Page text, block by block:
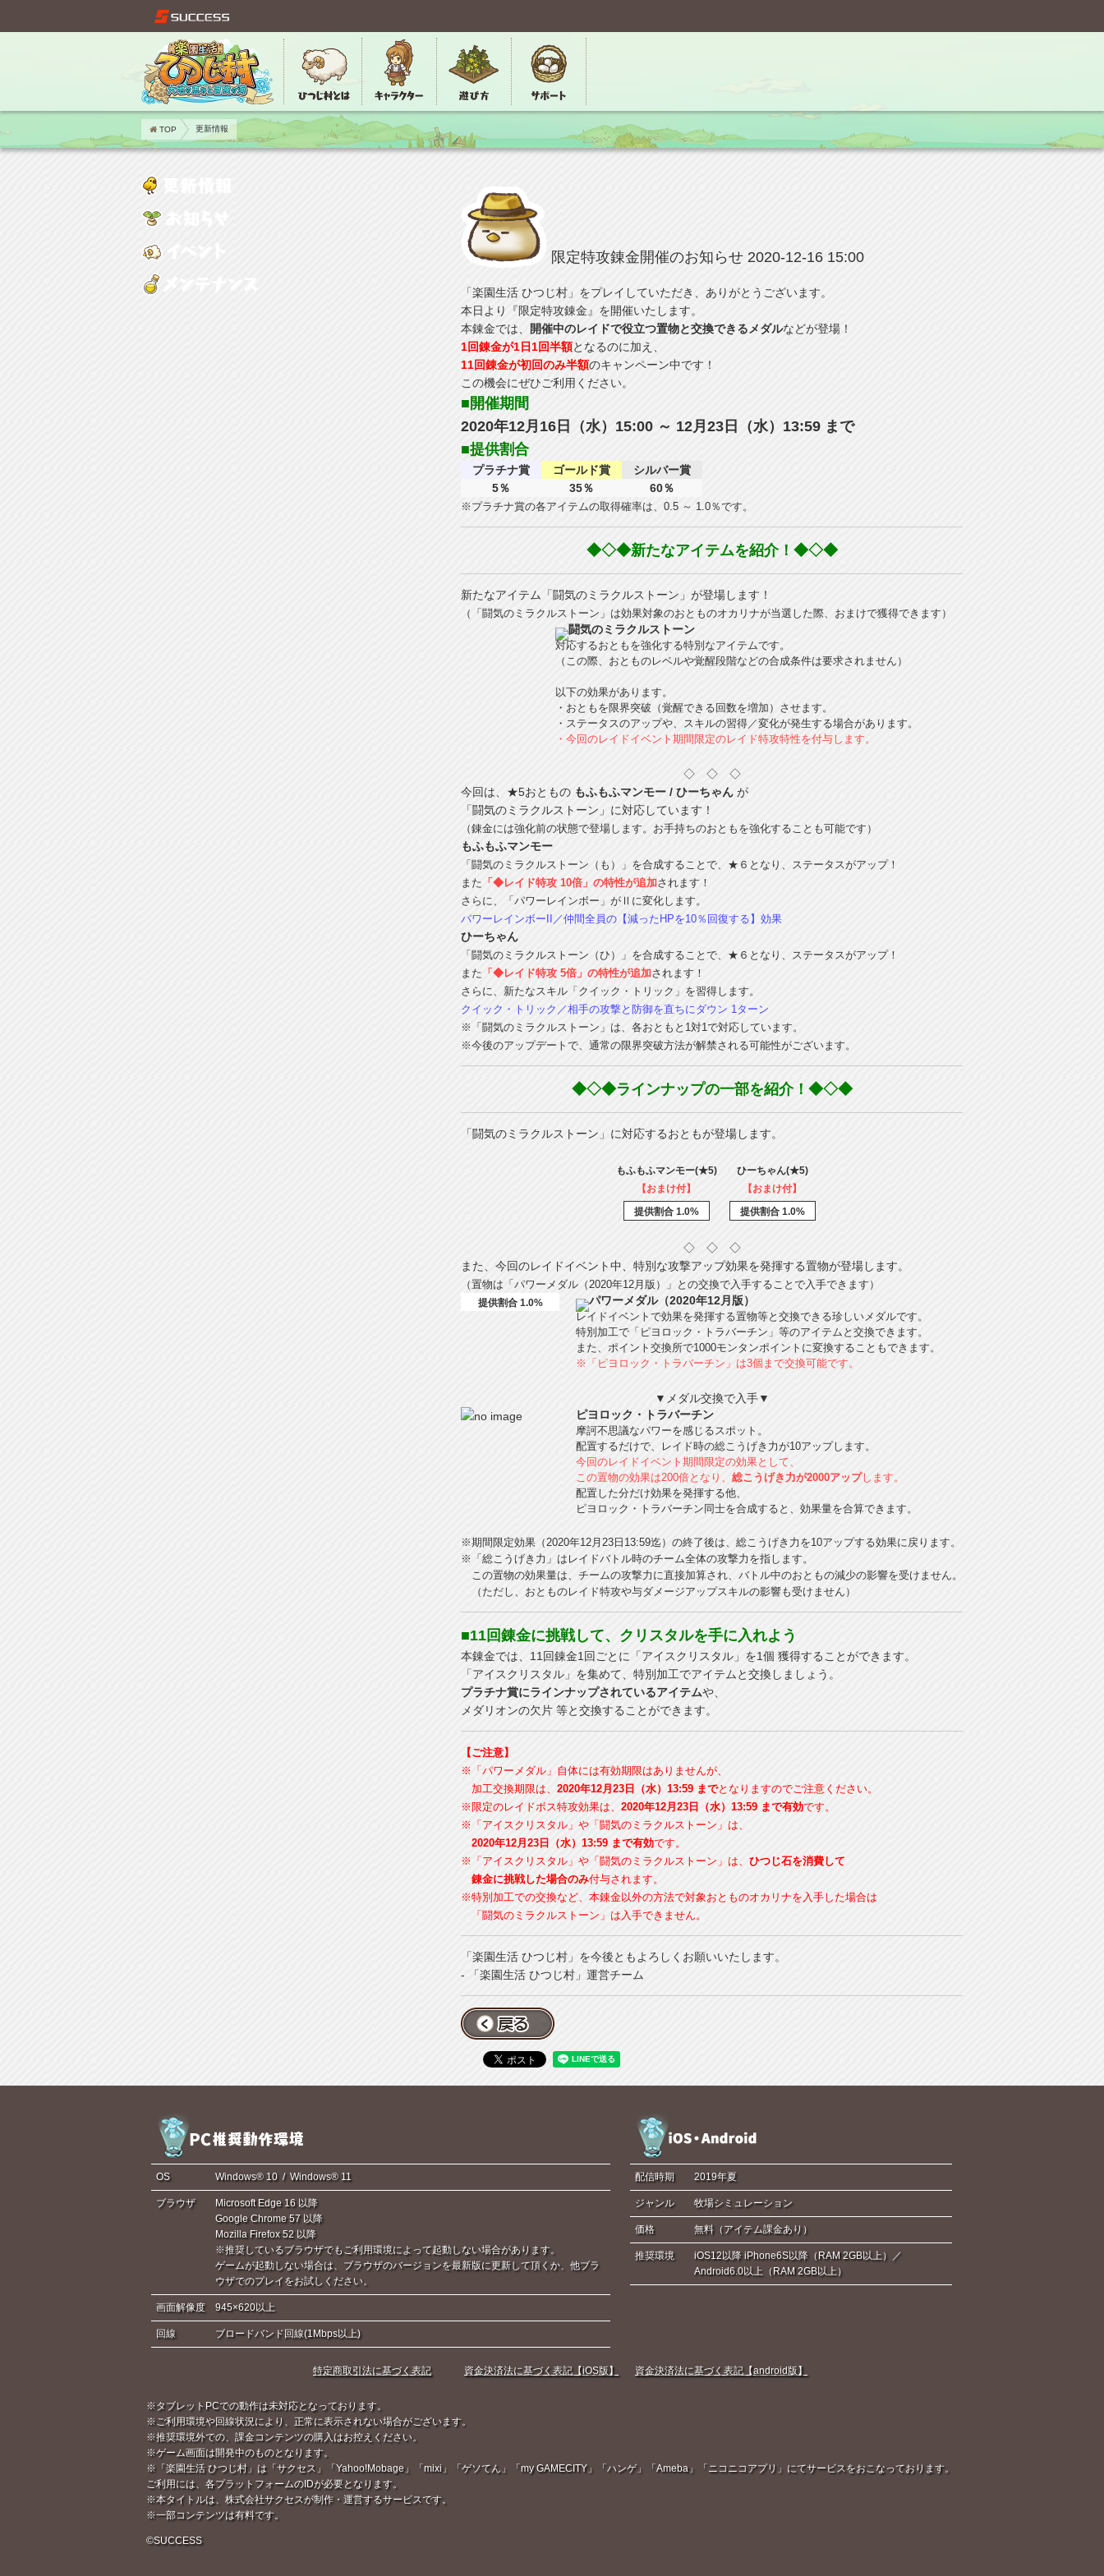
TOP 更新情報
限定特攻錬金開催のお知らせ 2020-12-16 15:00
「楽園生活 ひつじ村」をプレイしていただき、ありがとうございます。
本日より『限定特攻錬金』を開催いたします。
本錬金では、
開催中のレイドで役立つ置物と交換できるメダルなどが登場！
1回錬金が1日1回半額となるのに加え、
11回錬金が初回のみ半額のキャンペーン中です！
この機会にぜひご利用ください。
■開催期間
2020年12月16日（水）15:00 ～ 12月23日（水）13:59 まで
■提供割合
プラチナ賞 ゴールド賞
シルバー賞
5％
35％ 60％
※プラチナ賞の各アイテムの取得確率は、0.5 ～ 1.0％です。
◆◇◆新たなアイテムを紹介！◆◇◆
新たなアイテム「闘気のミラクルストーン」が登場します！
（「闘気のミラクルストーン」は効果対象のおとものオカリナが当選した際、おまけで獲得できます）
闘気のミラクルストーン
対応するおともを強化する特別なアイテムです。
（この際、おとものレベルや覚醒段階などの合成条件は要求されません）
以下の効果があります。
・おともを限界突破（覚醒できる回数を増加）させます。
・ステータスのアップや、スキルの習得／変化が発生する場合があります。
・今回のレイドイベント期間限定のレイド特攻特性を付与します。
◇ ◇ ◇
今回は、★5おともの もふもふマンモー / ひーちゃん が
「闘気のミラクルストーン」に対応しています！
（錬金には強化前の状態で登場します。お手持ちのおともを強化することも可能です）
もふもふマンモー
「闘気のミラクルストーン（も）」を合成することで、★６となり、ステータスがアップ！
また 「◆レイド特攻 10倍」の特性が追加されます！
さらに、「パワーレインボー」がⅡに変化します。
パワーレインボーII／仲間全員の【減ったHPを10％回復する】効果
ひーちゃん
「闘気のミラクルストーン（ひ）」を合成することで、★６となり、ステータスがアップ！
また 「◆レイド特攻 5倍」の特性が追加されます！
さらに、新たなスキル「クイック・トリック」を習得します。
クイック・トリック／相手の攻撃と防御を直ちにダウン 1ターン
※「闘気のミラクルストーン」は、各おともと1対1で対応しています。
※今後のアップデートで、通常の限界突破方法が解禁される可能性がございます。
◆◇◆ラインナップの一部を紹介！◆◇◆
「闘気のミラクルストーン」に対応するおともが登場します。
もふもふマンモー(★5)
【おまけ付】
提供割合 1.0%
ひーちゃん(★5)
【おまけ付】
提供割合 1.0%
◇ ◇ ◇
また、今回のレイドイベント中、特別な攻撃アップ効果を発揮する置物が登場します。
（置物は「パワーメダル（2020年12月版）」との交換で入手することで入手できます）
提供割合 1.0% パワーメダル（2020年12月版）
レイドイベントで効果を発揮する置物等と交換できる珍しいメダルです。
特別加工で「ピヨロック・トラバーチン」等のアイテムと交換できます。
また、ポイント交換所で1000モンタンポイントに変換することもできます。
※「ピヨロック・トラバーチン」は3個まで交換可能です。
▼メダル交換で入手▼
ピヨロック・トラバーチン
摩訶不思議なパワーを感じるスポット。
配置するだけで、レイド時の総こうげき力が10アップします。
今回のレイドイベント期間限定の効果として、
この置物の効果は200倍となり、 総こうげき力が2000アップします。
配置した分だけ効果を発揮する他、
ピヨロック・トラバーチン同士を合成すると、効果量を合算できます。
※期間限定効果（2020年12月23日13:59迄）の終了後は、総こうげき力を10アップする効果に戻ります。
※「総こうげき力」はレイドバトル時のチーム全体の攻撃力を指します。
この置物の効果量は、チームの攻撃力に直接加算され、バトル中のおともの減少の影響を受けません。
（ただし、おとものレイド特攻や与ダメージアップスキルの影響も受けません）
■11回錬金に挑戦して、クリスタルを手に入れよう
本錬金では、11回錬金1回ごとに「アイスクリスタル」を1個 獲得することができます。
「アイスクリスタル」を集めて、特別加工でアイテムと交換しましょう。
プラチナ賞にラインナップされているアイテムや、
メダリオンの欠片 等と交換することができます。
【ご注意】
※「パワーメダル」自体には有効期限はありませんが、
加工交換期限は、 2020年12月23日（水）13:59 までとなりますのでご注意ください。
※限定のレイドボス特攻効果は、 2020年12月23日（水）13:59 まで有効です。
※「アイスクリスタル」や「闘気のミラクルストーン」は、
2020年12月23日（水）13:59 まで有効です。
※「アイスクリスタル」や「闘気のミラクルストーン」は、 ひつじ石を消費して
錬金に挑戦した場合のみ付与されます。
※特別加工での交換など、本錬金以外の方法で対象おとものオカリナを入手した場合は
「闘気のミラクルストーン」は入手できません。
「楽園生活 ひつじ村」を今後ともよろしくお願いいたします。
- 「楽園生活 ひつじ村」運営チーム
OS Windows® 10 / Windows® 11
ブラウザ
Microsoft Edge 16 以降
Google Chrome 57 以降
Mozilla Firefox 52 以降
※推奨しているブラウザでもご利用環境によって起動しない場合があります。
ゲームが起動しない場合は、ブラウザのバージョンを最新版に更新して頂くか、他ブラ
ウザでのプレイをお試しください。
画面解像度 945×620以上
回線 ブロードバンド回線(1Mbps以上)
配信時期 2019年夏
ジャンル 牧場シミュレーション
価格 無料（アイテム課金あり）
推奨環境
iOS12以降 iPhone6S以降（RAM 2GB以上）／
Android6.0以上（RAM 2GB以上）
特定商取引法に基づく表記 資金決済法に基づく表記【iOS版】 資金決済法に基づく表記【android版】
※タブレットPCでの動作は未対応となっております。
※ご利用環境や回線状況により、正常に表示されない場合がございます。
※推奨環境外での、課金コンテンツの購入はお控えください。
※ゲーム画面は開発中のものとなります。
※「楽園生活 ひつじ村」は「サクセス」「Yahoo!Mobage」「mixi」「ゲソてん」「my GAMECITY」「ハンゲ」「Ameba」「ニコニコアプリ」にてサービスをおこなっております。
ご利用には、各プラットフォームのIDが必要となります。
※本タイトルは、株式会社サクセスが制作・運営するサービスです。
※一部コンテンツは有料です。
©SUCCESS